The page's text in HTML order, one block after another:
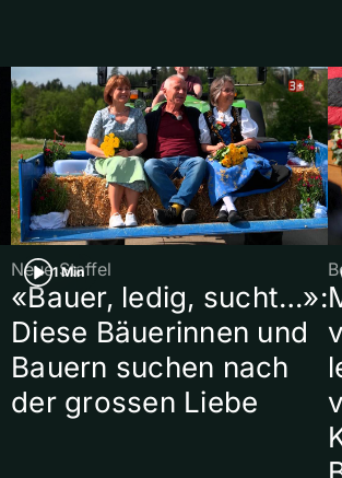
1 Min
Neue Staffel
«Bauer, ledig, sucht…»:
Diese Bäuerinnen und
Bauern suchen nach
der grossen Liebe